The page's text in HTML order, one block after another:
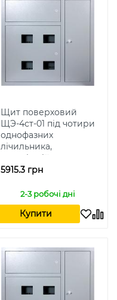
Щит поверховий
ЩЭ-4ст-01 під чотири
однофазних
лічильника,
внутрішній
5915.3 грн
2-3 робочі дні
Купити